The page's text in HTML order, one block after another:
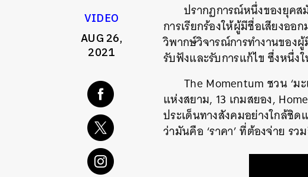
VIDEO
AUG 26,
2021
ปรากฏการณ์หนึ่งของยุคส
การเรียกร้องให้ผู้มีชื่อเสียงออ
วิพากษ์วิจารณ์การทำงานของ
รับฟังและรับการแก้ไข ซึ่งหนึ่
The Momentum ชวน ‘ม
แห่งสยาม, 13 เกมสยอง,
ประเด็นทางสังคมอย่างใกล้ชิ
ว่ามันคือ ‘ราคา’ ที่ต้องจ่าย ร